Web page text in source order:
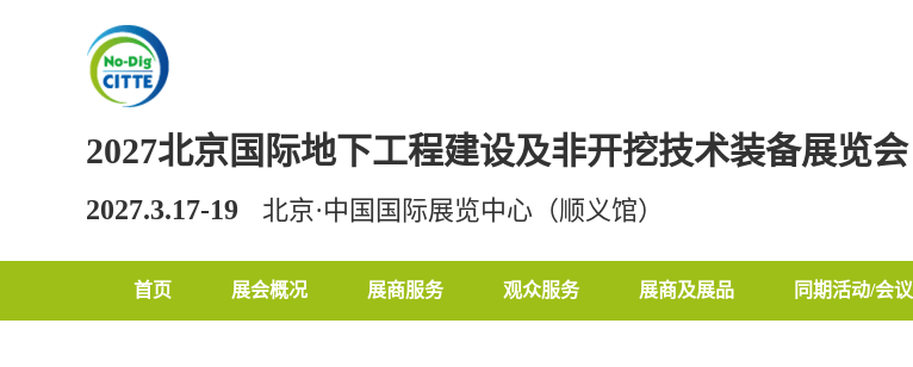
2027北京国际地下工程建设及非开挖技术装备展览会
2027.3.17-19 北京·中国国际展览中心（顺义馆）
首页 展会概况 展商服务 观众服务 展商及展品 同期活动/会议